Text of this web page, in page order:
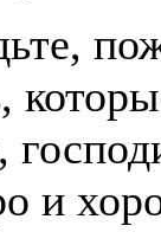
и